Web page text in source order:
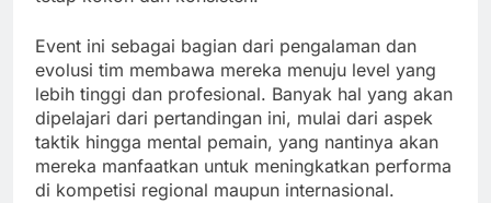
Event ini sebagai bagian dari pengalaman dan
evolusi tim membawa mereka menuju level yang
lebih tinggi dan profesional. Banyak hal yang akan
dipelajari dari pertandingan ini, mulai dari aspek
taktik hingga mental pemain, yang nantinya akan
mereka manfaatkan untuk meningkatkan performa
di kompetisi regional maupun internasional.